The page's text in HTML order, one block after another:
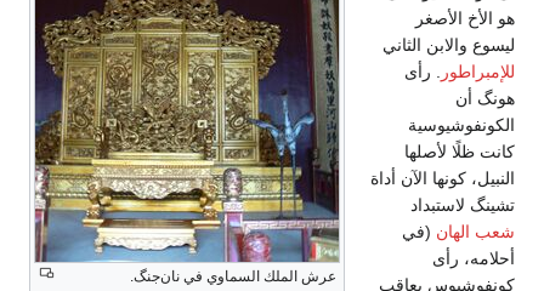
عرش الملك السماوي في نان‌جنگ.
هو الأخ الأصغر
ليسوع والابن الثاني
للإمبراطور
. رأى
هونگ أن
الكونفوشيوسية
كانت ظلًا لأصلها
النبيل، كونها الآن أداة
تشينگ لاستبداد
شعب الهان (في
أحلامه، رأى
كونفوشيوس يعاقب